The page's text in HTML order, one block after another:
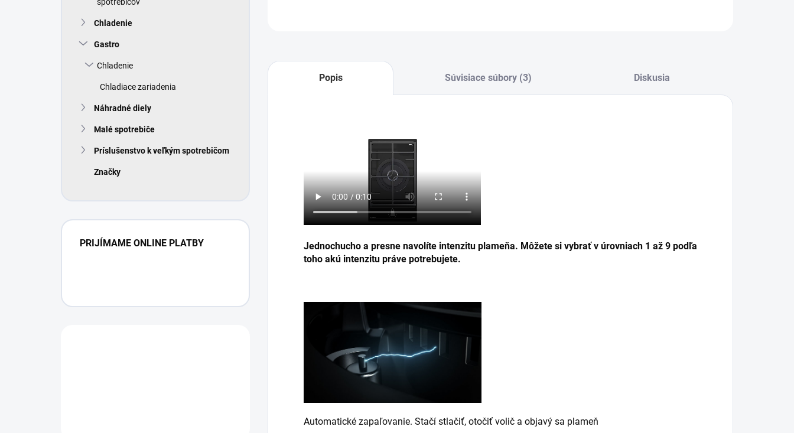
Chladenie
Gastro
Chladenie
Chladiace zariadenia
Náhradné diely
Malé spotrebiče
Príslušenstvo k veľkým spotrebičom
Značky
PRIJÍMAME ONLINE PLATBY
Popis Súvisiace súbory (3) Diskusia
Jednochucho a presne navolíte intenzitu plameňa. Môžete si vybrať v úrovniach 1 až 9 podľa
toho akú intenzitu práve potrebujete.
Automatické zapaľovanie. Stačí stlačiť, otočiť volič a objavý sa plameň